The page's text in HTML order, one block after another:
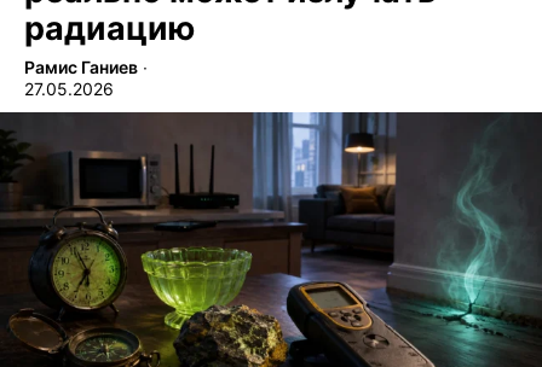
радиацию
Рамис Ганиев ∙
27.05.2026